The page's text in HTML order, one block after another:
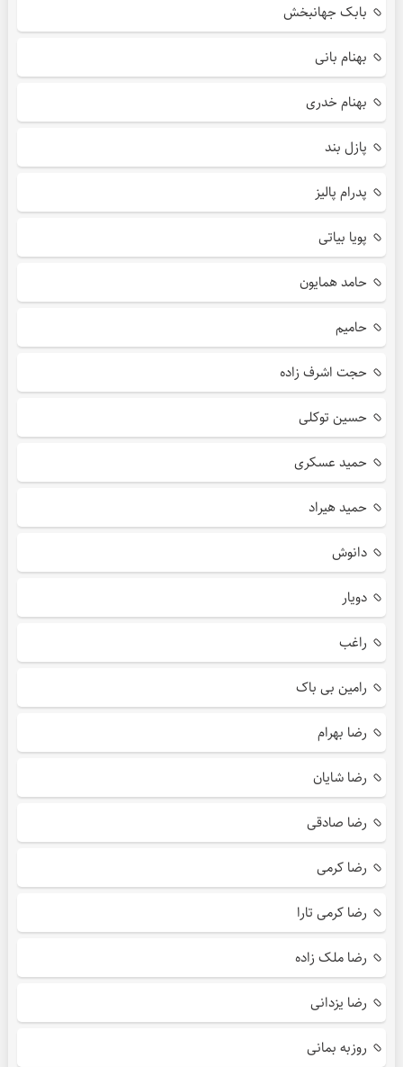
بابک جهانبخش
بهنام بانی
بهنام خدری
پازل بند
پدرام پالیز
پویا بیاتی
حامد همایون
حامیم
حجت اشرف زاده
حسین توکلی
حمید عسکری
حمید هیراد
دانوش
دویار
راغب
رامین بی باک
رضا بهرام
رضا شایان
رضا صادقی
رضا کرمی
رضا کرمی تارا
رضا ملک زاده
رضا یزدانی
روزبه بمانی